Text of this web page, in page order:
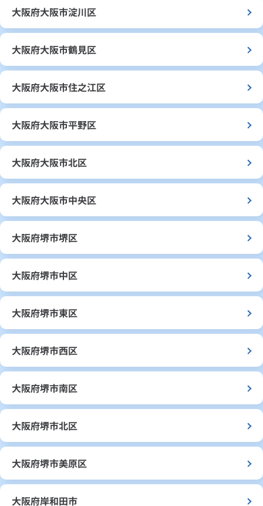
大阪府大阪市淀川区
大阪府大阪市鶴見区
大阪府大阪市住之江区
大阪府大阪市平野区
大阪府大阪市北区
大阪府大阪市中央区
大阪府堺市堺区
大阪府堺市中区
大阪府堺市東区
大阪府堺市西区
大阪府堺市南区
大阪府堺市北区
大阪府堺市美原区
大阪府岸和田市